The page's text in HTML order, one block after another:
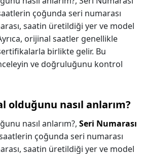
çoğunda seri numarası
saatin üretildiği yer ve model
orijinal saatler genellikle
birlikte gelir. Bu
ve doğruluğunu kontrol
olduğunu nasıl anlarım?
nasıl anlarım?, Seri Numarası
çoğunda seri numarası
saatin üretildiği yer ve model